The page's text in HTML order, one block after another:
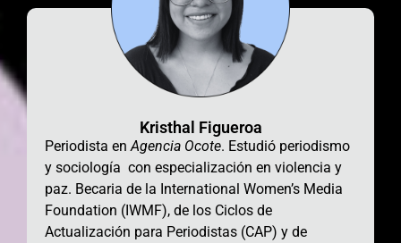
Kristhal Figueroa
Periodista en Agencia Ocote. Estudió periodismo
y sociología con especialización en violencia y
paz. Becaria de la International Women’s Media
Foundation (IWMF), de los Ciclos de
Actualización para Periodistas (CAP) y de